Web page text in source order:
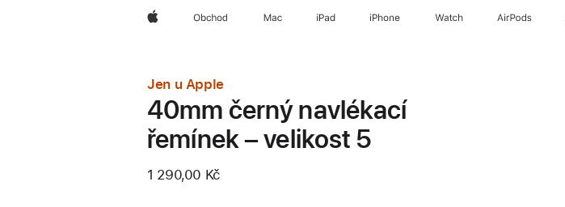
AppleObchod Mac iPad iPhone Watch AirPods
Jen u Apple
40mm černý navlékací
řemínek – velikost 5
1 290,00 Kč